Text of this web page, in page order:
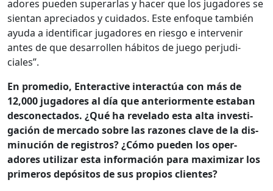
adores pueden super­ar­las y hac­er que los jugadores se
sien­tan apre­ci­a­dos y cuida­dos. Este enfoque tam­bién
ayu­da a iden­ti­ficar jugadores en ries­go e inter­venir
antes de que desar­rollen hábitos de juego per­ju­di­
ciales”.
En prome­dio, Enter­ac­tive inter­ac­túa con más de
12,000 jugadores al día que ante­ri­or­mente esta­ban
desconec­ta­dos. ¿Qué ha rev­e­la­do esta alta inves­ti­
gación de mer­ca­do sobre las razones clave de la dis­
min­u­ción de reg­istros? ¿Cómo pueden los oper­
adores uti­lizar esta infor­ma­ción para max­i­mizar los
primeros depósi­tos de sus pro­pios clientes?